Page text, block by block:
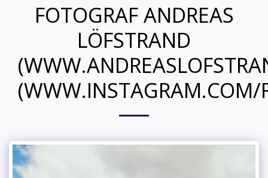
FOTOGRAF ANDREAS
LÖFSTRAND
(WWW.INSTAGRAM.COM/